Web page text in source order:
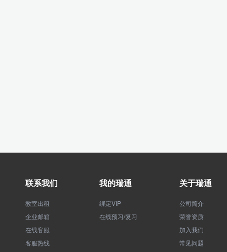
联系我们
教室出租
企业邮箱
在线客服
客服热线
我的瑞通
绑定VIP
在线预习/复习
关于瑞通
公司简介
荣誉资质
加入我们
常见问题